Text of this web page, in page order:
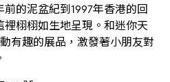
的泥盆紀到1997年香港的回
栩栩如生地呈現。和迷你天
有趣的展品，激發著小朋友對